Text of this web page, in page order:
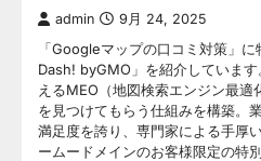
admin 9月 24, 2025
「Googleマップの口コミ対策」
Dash! byGMO」を紹介していま
えるMEO（地図検索エンジン最
を見つけてもらう仕組みを構築。
満足度を誇り、専門家による手厚
ームードメインのお客様限定の特